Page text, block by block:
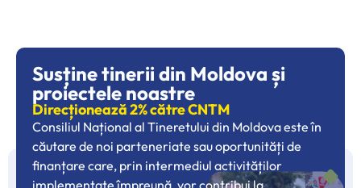
Susține tinerii din Moldova și
proiectele noastre
Direcționează 2% către CNTM
Consiliul Național al Tineretului din Moldova este în
căutare de noi parteneriate sau oportunități de
finanțare care, prin intermediul activităților